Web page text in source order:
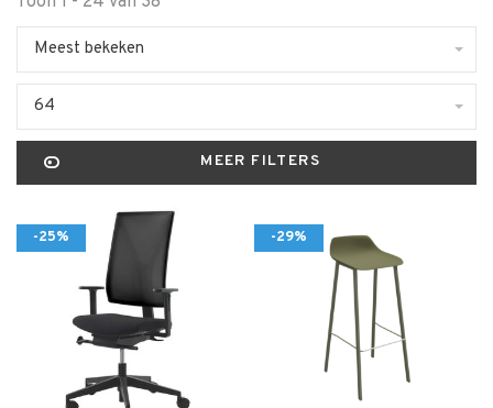
Meest bekeken
64
MEER FILTERS
-25% -29%